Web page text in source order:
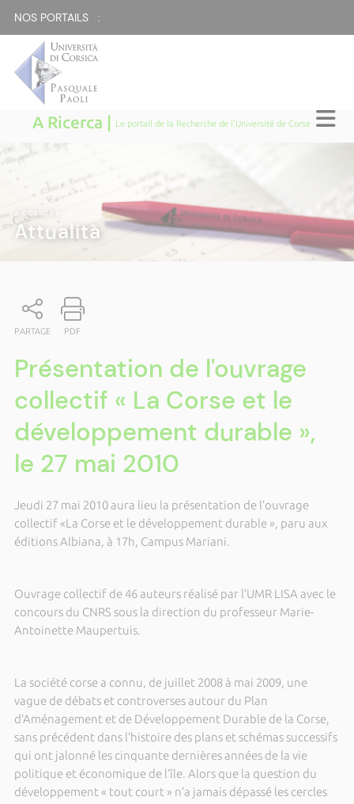
NOS PORTAILS :
A Ricerca | Le portail de la Recherche de l'Université de Corse
A RICERCA
Attualità
PARTAGE PDF
Présentation de l'ouvrage
collectif « La Corse et le
développement durable »,
le 27 mai 2010
Jeudi 27 mai 2010 aura lieu la présentation de l’ouvrage
collectif «La Corse et le développement durable », paru aux
éditions Albiana, à 17h, Campus Mariani.
Ouvrage collectif de 46 auteurs réalisé par l’UMR LISA avec le
concours du CNRS sous la direction du professeur Marie-
Antoinette Maupertuis.
La société corse a connu, de juillet 2008 à mai 2009, une
vague de débats et controverses autour du Plan
d’Aménagement et de Développement Durable de la Corse,
sans précédent dans l’histoire des plans et schémas successifs
qui ont jalonné les cinquante dernières années de la vie
politique et économique de l’île. Alors que la question du
développement « tout court » n’a jamais dépassé les cercles